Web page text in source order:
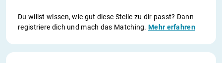
Du willst wissen, wie gut diese Stelle zu dir passt? Dann
registriere dich und mach das Matching.Mehr erfahren